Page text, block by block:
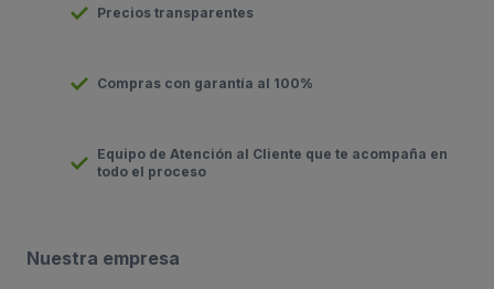
Precios transparentes
Compras con garantía al 100%
Equipo de Atención al Cliente que te acompaña en
todo el proceso
Nuestra empresa